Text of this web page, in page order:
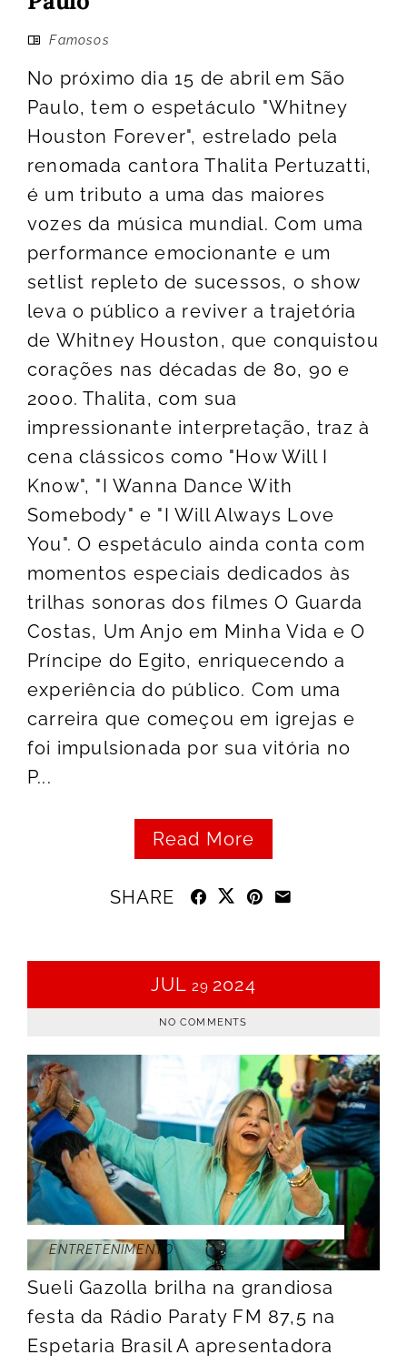
Famosos
No próximo dia 15 de abril em São
Paulo, tem o espetáculo "Whitney
Houston Forever", estrelado pela
renomada cantora Thalita Pertuzatti,
é um tributo a uma das maiores
vozes da música mundial. Com uma
performance emocionante e um
setlist repleto de sucessos, o show
leva o público a reviver a trajetória
de Whitney Houston, que conquistou
corações nas décadas de 80, 90 e
2000. Thalita, com sua
impressionante interpretação, traz à
cena clássicos como "How Will I
Know", "I Wanna Dance With
Somebody" e "I Will Always Love
You". O espetáculo ainda conta com
momentos especiais dedicados às
trilhas sonoras dos filmes O Guarda
Costas, Um Anjo em Minha Vida e O
Príncipe do Egito, enriquecendo a
experiência do público. Com uma
carreira que começou em igrejas e
foi impulsionada por sua vitória no
P...
Read More
SHARE
JUL 29 2024
NO COMMENTS
ENTRETENIMENTO
Sueli Gazolla brilha na grandiosa
festa da Rádio Paraty FM 87,5 na
Espetaria Brasil A apresentadora